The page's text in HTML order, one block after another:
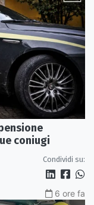
coniugi
Condividi su:
6 ore fa